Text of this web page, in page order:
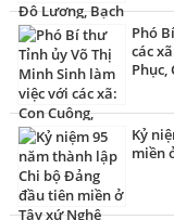
Phó
các
Phục,
Kỷ
miền